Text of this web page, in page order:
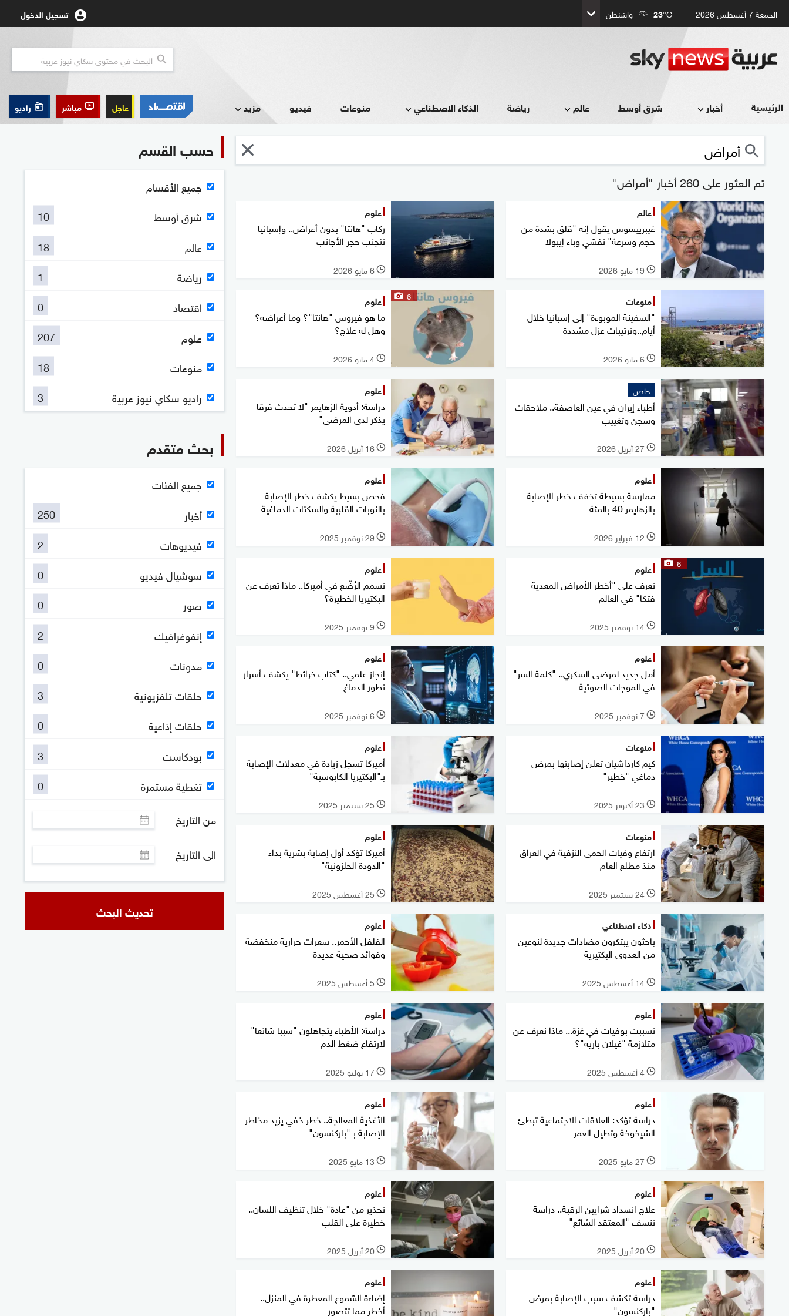
الجمعة 7 أغسطس 2026 23°C واشنطن تسجيل الدخول
الرئيسية أخبار شرق أوسط عالم رياضة الذكاء الاصطناعي منوعات فيديو مزيد عاجل مباشر راديو
تم العثور على 260 أخبار "أمراض"
عالم
غيبرييسوس يقول إنه "قلق بشدة من
حجم وسرعة" تفشي وباء إيبولا
l 19 مايو 2026
علوم
ركاب "هانتا" بدون أعراض.. وإسبانيا
تتجنب حجر الأجانب
l 6 مايو 2026
منوعات
"السفينة الموبوءة" إلى إسبانيا خلال
أيام..وترتيبات عزل مشددة
l 6 مايو 2026
6 علوم
ما هو فيروس "هانتا"؟ وما أعراضه؟
وهل له علاج؟
l 4 مايو 2026
خاص
أطباء إيران في عين العاصفة.. ملاحقات
وسجن وتغييب
l 27 أبريل 2026
علوم
دراسة: أدوية الزهايمر "لا تحدث فرقا
يذكر لدى المرضى"
l 16 أبريل 2026
علوم
ممارسة بسيطة تخفف خطر الإصابة
بالزهايمر 40 بالمئة
l 12 فبراير 2026
علوم
فحص بسيط يكشف خطر الإصابة
بالنوبات القلبية والسكتات الدماغية
l 29 نوفمبر 2025
6 علوم
تعرف على "أخطر الأمراض المعدية
فتكا" في العالم
l 14 نوفمبر 2025
علوم
تسمم الرُضّع في أميركا.. ماذا تعرف عن
البكتيريا الخطيرة؟
l 9 نوفمبر 2025
علوم
أمل جديد لمرضى السكري.. "كلمة السر"
في الموجات الصوتية
l 7 نوفمبر 2025
علوم
إنجاز علمي.. "كتاب خرائط" يكشف أسرار
تطور الدماغ
l 6 نوفمبر 2025
منوعات
كيم كارداشيان تعلن إصابتها بمرض
دماغي "خطير"
l 23 أكتوبر 2025
علوم
أميركا تسجل زيادة في معدلات الإصابة
بـ"البكتيريا الكابوسية"
l 25 سبتمبر 2025
منوعات
ارتفاع وفيات الحمى النزفية في العراق
منذ مطلع العام
l 24 سبتمبر 2025
علوم
أميركا تؤكد أول إصابة بشرية بداء
"الدودة الحلزونية"
l 25 أغسطس 2025
ذكاء اصطناعي
باحثون يبتكرون مضادات جديدة لنوعين
من العدوى البكتيرية
l 14 أغسطس 2025
علوم
الفلفل الأحمر.. سعرات حرارية منخفضة
وفوائد صحية عديدة
l 5 أغسطس 2025
علوم
تسببت بوفيات في غزة... ماذا نعرف عن
متلازمة "غيلان باريه"؟
l 4 أغسطس 2025
علوم
دراسة: الأطباء يتجاهلون "سببا شائعا"
لارتفاع ضغط الدم
l 17 يوليو 2025
علوم
دراسة تؤكد: العلاقات الاجتماعية تبطئ
الشيخوخة وتطيل العمر
l 27 مايو 2025
علوم
الأغذية المعالجة.. خطر خفي يزيد مخاطر
الإصابة بــ"باركنسون"
l 13 مايو 2025
علوم
علاج انسداد شرايين الرقبة.. دراسة
تنسف "المعتقد الشائع"
l 20 أبريل 2025
علوم
تحذير من "عادة" خلال تنظيف اللسان..
خطيرة على القلب
l 20 أبريل 2025
علوم
دراسة تكشف سبب الإصابة بمرض
"باركنسون"
علوم
إضاءة الشموع المعطرة في المنزل..
أخطر مما تتصور
حسب القسم
جميع الأقسام
شرق أوسط
10
عالم
18
رياضة
1
اقتصاد
0
علوم
207
منوعات
18
راديو سكاي نيوز عربية
3
بحث متقدم
جميع الفئات
أخبار
250
فيديوهات
2
سوشيال فيديو
0
صور
0
إنفوغرافيك
2
مدونات
0
حلقات تلفزيونية
3
حلقات إذاعية
0
بودكاست
3
تغطية مستمرة
0
من التاريخ
الى التاريخ
تحديث البحث